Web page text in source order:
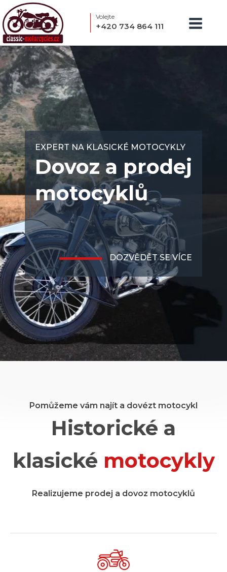
Volejte
+420 734 864 111
EXPERT NA KLASICKÉ MOTOCYKLY
Dovoz a prodej
motocyklů
DOZVĚDĚT SE VÍCE
Pomůžeme vám najít a dovézt motocykl
Historické a
klasické motocykly
Realizujeme prodej a dovoz motocyklů